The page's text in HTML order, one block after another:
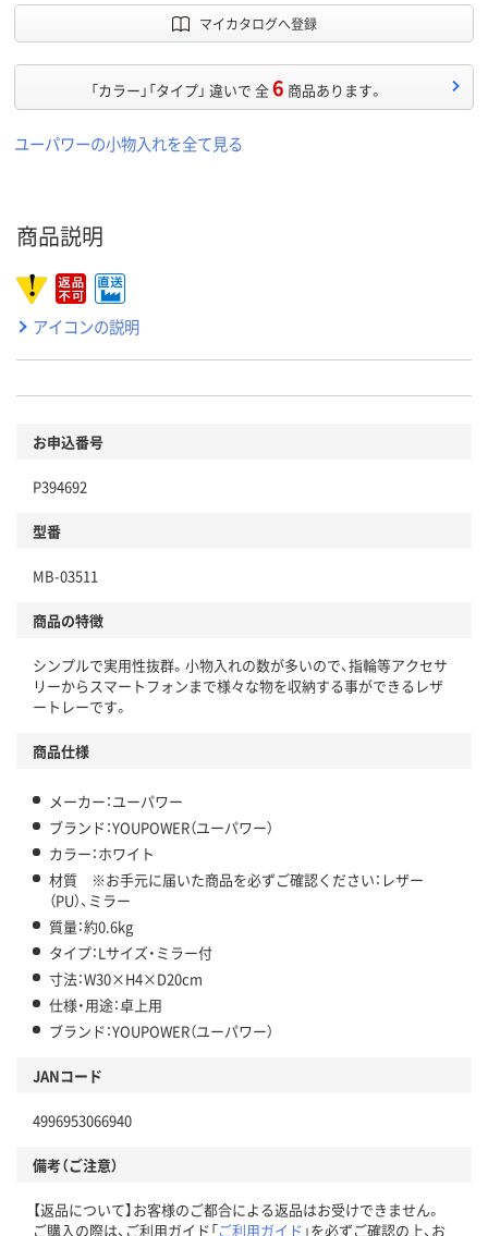
マイカタログへ登録
「カラー」「タイプ」 違いで 全6 商品あります。
ユーパワーの小物入れを全て見る
商品説明
アイコンの説明
お申込番号
P394692
型番
MB-03511
商品の特徴
シンプルで実用性抜群。小物入れの数が多いので、指輪等アクセサ
リーからスマートフォンまで様々な物を収納する事ができるレザ
ートレーです。
商品仕様
メーカー：ユーパワー
ブランド：YOUPOWER（ユーパワー）
カラー：ホワイト
材質 ※お手元に届いた商品を必ずご確認ください：レザー
（PU）、ミラー
質量：約0.6kg
タイプ：Lサイズ・ミラー付
寸法：W30×H4×D20cm
仕様・用途：卓上用
ブランド：YOUPOWER（ユーパワー）
JANコード
4996953066940
備考（ご注意）
【返品について】お客様のご都合による返品はお受けできません。
ご購入の際は、ご利用ガイド「ご利用ガイド 」を必ずご確認の上、お